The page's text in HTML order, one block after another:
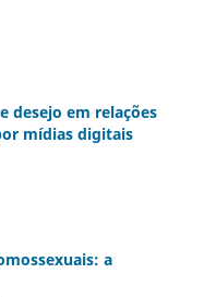
desejo em relações
mídias digitais
a